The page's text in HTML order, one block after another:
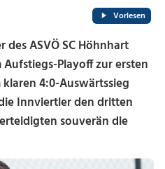
Vorlesen
des ASVÖ SCHöhnhart
Playoff zur ersten
4:0-Auswärtssieg
Innviertler den dritten
souverän die